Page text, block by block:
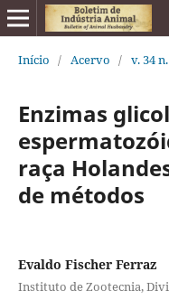
Início / Acervo / v. 34
Enzimas
raça
de métodos
Evaldo Fischer Ferraz
Instituto de Zootecnia,